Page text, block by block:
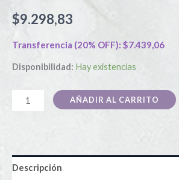
$9.298,83
Transferencia (20% OFF): $7.439,06
Disponibilidad: Hay existencias
AÑADIR AL CARRITO
Descripción